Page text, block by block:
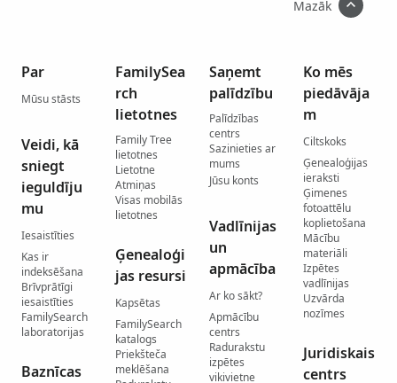
Mazāk
Par
Mūsu stāsts
Veidi, kā
sniegt
ieguldīju
mu
Iesaistīties
Kas ir
indeksēšana
Brīvprātīgi
iesaistīties
FamilySearch
laboratorijas
Baznīcas
FamilySea
rch
lietotnes
Family Tree
lietotnes
Lietotne
Atmiņas
Visas mobilās
lietotnes
Ģenealoģi
jas resursi
Kapsētas
FamilySearch
katalogs
Priekšteča
meklēšana
Saņemt
palīdzību
Palīdzības
centrs
Sazinieties ar
mums
Jūsu konts
Vadlīnijas
un
apmācība
Ar ko sākt?
Apmācību
centrs
Radurakstu
izpētes
vikivietne
Ko mēs
piedāvāja
m
Ciltskoks
Ģenealoģijas
ieraksti
Ģimenes
fotoattēlu
koplietošana
Mācību
materiāli
Izpētes
vadlīnijas
Uzvārda
nozīmes
Juridiskais
centrs